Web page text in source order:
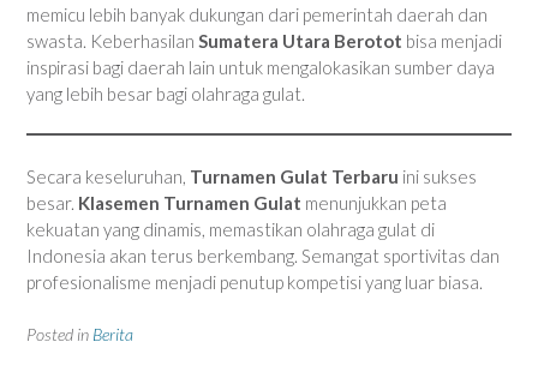
memicu lebih banyak dukungan dari pemerintah daerah dan
swasta. Keberhasilan Sumatera Utara Berotot bisa menjadi
inspirasi bagi daerah lain untuk mengalokasikan sumber daya
yang lebih besar bagi olahraga gulat.
Secara keseluruhan, Turnamen Gulat Terbaru ini sukses
besar. Klasemen Turnamen Gulat menunjukkan peta
kekuatan yang dinamis, memastikan olahraga gulat di
Indonesia akan terus berkembang. Semangat sportivitas dan
profesionalisme menjadi penutup kompetisi yang luar biasa.
Posted in Berita